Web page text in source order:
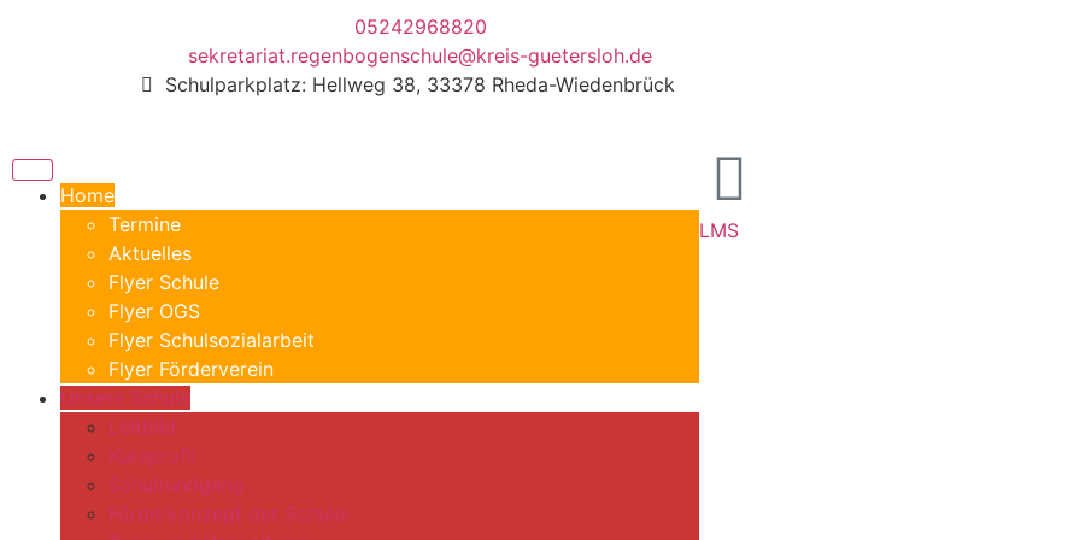
05242968820
sekretariat.regenbogenschule@kreis-guetersloh.de
Schulparkplatz: Hellweg 38, 33378 Rheda-Wiedenbrück
Home
Termine
Aktuelles
Flyer Schule
Flyer OGS
Flyer Schulsozialarbeit
Flyer Förderverein
Unsere Schule
Leitbild
Kurzprofil
Schulrundgang
Förderkonzept der Schule
LMS